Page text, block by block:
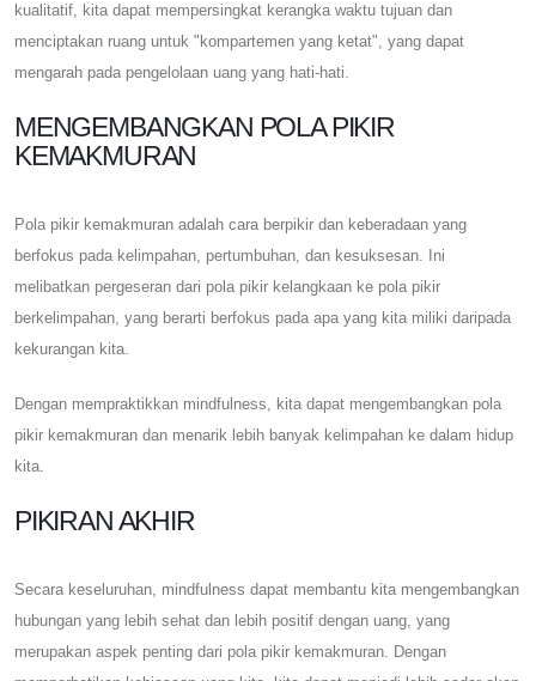
kualitatif, kita dapat mempersingkat kerangka waktu tujuan dan
menciptakan ruang untuk "kompartemen yang ketat", yang dapat
mengarah pada pengelolaan uang yang hati-hati.
MENGEMBANGKAN POLA PIKIR
KEMAKMURAN
Pola pikir kemakmuran adalah cara berpikir dan keberadaan yang
berfokus pada kelimpahan, pertumbuhan, dan kesuksesan. Ini
melibatkan pergeseran dari pola pikir kelangkaan ke pola pikir
berkelimpahan, yang berarti berfokus pada apa yang kita miliki daripada
kekurangan kita.
Dengan mempraktikkan mindfulness, kita dapat mengembangkan pola
pikir kemakmuran dan menarik lebih banyak kelimpahan ke dalam hidup
kita.
PIKIRAN AKHIR
Secara keseluruhan, mindfulness dapat membantu kita mengembangkan
hubungan yang lebih sehat dan lebih positif dengan uang, yang
merupakan aspek penting dari pola pikir kemakmuran. Dengan